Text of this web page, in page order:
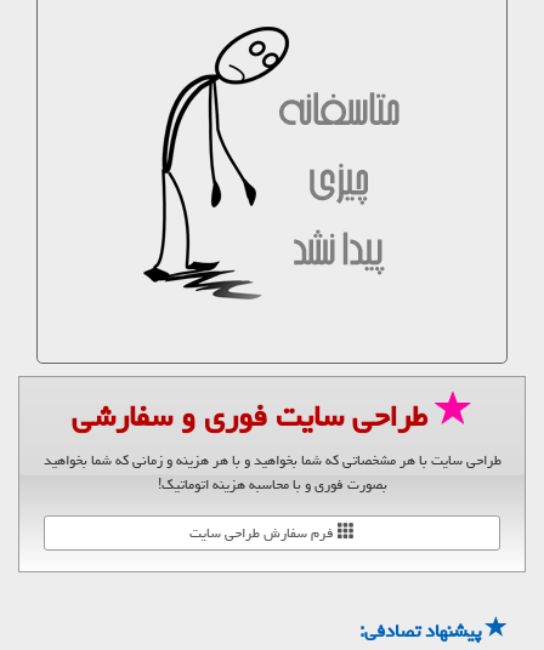
طراحی سایت فوری و سفارشی
طراحی سایت با هر مشخصاتی که شما بخواهید و با هر هزینه و زمانی که شما بخواهید
بصورت فوری و با محاسبه هزینه اتوماتیک!
فرم سفارش طراحی سایت
پیشنهاد تصادفی: